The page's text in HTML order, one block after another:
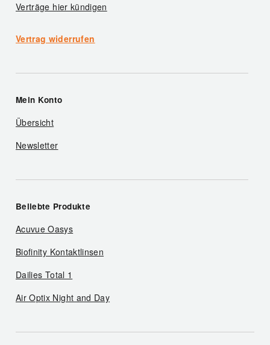
Verträge hier kündigen
Vertrag widerrufen
Mein Konto
Übersicht
Newsletter
Beliebte Produkte
Acuvue Oasys
Biofinity Kontaktlinsen
Dailies Total 1
Air Optix Night and Day